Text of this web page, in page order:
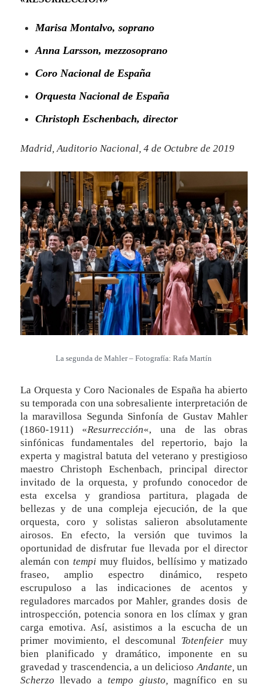
Marisa Montalvo, soprano
Anna Larsson, mezzosoprano
Coro Nacional de España
Orquesta Nacional de España
Christoph Eschenbach, director
Madrid, Auditorio Nacional, 4 de Octubre de 2019
La segunda de Mahler – Fotografía: Rafa Martín
La Orquesta y Coro Nacionales de España ha abierto
su temporada con una sobresaliente interpretación de
la maravillosa Segunda Sinfonía de Gustav Mahler
(1860-1911) «Resurrección«, una de las obras
sinfónicas fundamentales del repertorio, bajo la
experta y magistral batuta del veterano y prestigioso
maestro Christoph Eschenbach, principal director
invitado de la orquesta, y profundo conocedor de
esta excelsa y grandiosa partitura, plagada de
bellezas y de una compleja ejecución, de la que
orquesta, coro y solistas salieron absolutamente
airosos. En efecto, la versión que tuvimos la
oportunidad de disfrutar fue llevada por el director
alemán con tempi muy fluidos, bellísimo y matizado
fraseo, amplio espectro dinámico, respeto
escrupuloso a las indicaciones de acentos y
reguladores marcados por Mahler, grandes dosis de
introspección, potencia sonora en los clímax y gran
carga emotiva. Así, asistimos a la escucha de un
primer movimiento, el descomunal Totenfeier muy
bien planificado y dramático, imponente en su
gravedad y trascendencia, a un deliciosoAndante, un
Scherzollevado atempo giusto, magnífico en su